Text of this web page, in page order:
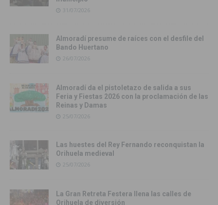
31/07/2026
Almoradí presume de raíces con el desfile del
Bando Huertano
26/07/2026
Almoradí da el pistoletazo de salida a sus
Feria y Fiestas 2026 con la proclamación de las
Reinas y Damas
25/07/2026
Las huestes del Rey Fernando reconquistan la
Orihuela medieval
25/07/2026
La Gran Retreta Festera llena las calles de
Orihuela de diversión